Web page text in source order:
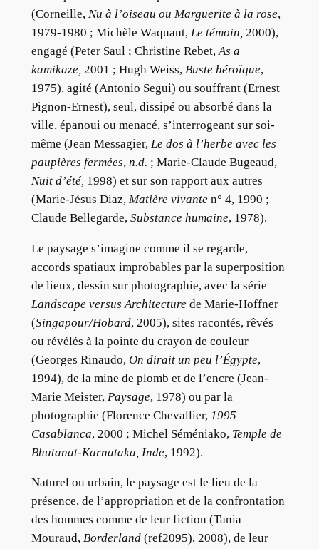
(Corneille, Nu à l’oiseau ou Marguerite à la rose,
1979-1980 ; Michèle Waquant, Le témoin, 2000),
engagé (Peter Saul ; Christine Rebet,As a
kamikaze, 2001 ; Hugh Weiss, Buste héroïque,
1975), agité (Antonio Segui) ou souffrant (Ernest
Pignon-Ernest), seul, dissipé ou absorbé dans la
ville, épanoui ou menacé, s’interrogeant sur soi-
même (Jean Messagier, Le dos à l’herbe avec les
paupières fermées, n.d. ; Marie-Claude Bugeaud,
Nuit d’été, 1998) et sur son rapport aux autres
(Marie-Jésus Diaz, Matière vivanten° 4, 1990 ;
Claude Bellegarde, Substance humaine, 1978).
Le paysage s’imagine comme il se regarde,
accords spatiaux improbables par la superposition
de lieux, dessin sur photographie, avec la série
Landscape versus Architecturede Marie-Hoffner
(Singapour/Hobard, 2005), sites racontés, rêvés
ou révélés à la pointe du crayon de couleur
(Georges Rinaudo, On dirait un peu l’Égypte,
1994), de la mine de plomb et de l’encre (Jean-
Marie Meister, Paysage, 1978) ou par la
photographie (Florence Chevallier, 1995
Casablanca, 2000 ; Michel Séméniako, Temple de
Bhutanat-Karnataka, Inde, 1992).
Naturel ou urbain, le paysage est le lieu de la
présence, de l’appropriation et de la confrontation
des hommes comme de leur fiction (Tania
Mouraud, Borderland(ref2095), 2008), de leur